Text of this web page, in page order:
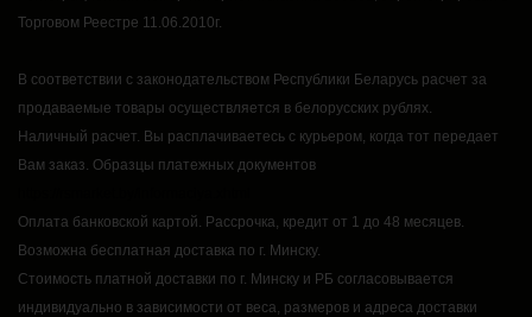
Торговом Реестре 11.06.2010г.
В соответствии с законодательством Республики Беларусь расчет за
продаваемые товары осуществляется в белорусских рублях.
Наличный расчет. Вы расплачиваетесь с курьером, когда тот передает
Вам заказ. Образцы платежных документов
Оплата банковской картой. Рассрочка, кредит от 1 до 48 месяцев.
Возможна бесплатная доставка по г. Минску.
Стоимость платной доставки по г. Минску и РБ согласовывается
индивидуально в зависимости от веса, размеров и адреса доставки